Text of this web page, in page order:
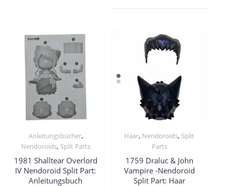
Anleitungsbücher,
Nendoroids, Split Parts
1981 Shalltear Overlord
IV Nendoroid Split Part:
Anleitungsbuch
Haar, Nendoroids, Split
Parts
1759 Draluc & John
Vampire -Nendoroid
Split Part: Haar